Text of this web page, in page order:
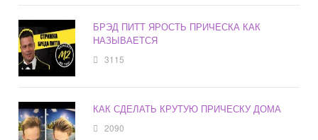
БРЭД ПИТТ ЯРОСТЬ ПРИЧЕСКА КАК
НАЗЫВАЕТСЯ
3115
КАК СДЕЛАТЬ КРУТУЮ ПРИЧЕСКУ ДОМА
2090